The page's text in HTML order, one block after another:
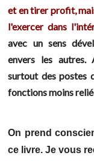
et en tirer profit,
l'exercer dans
avec un sens
envers les autres.
surtout des postes
fonctions moins
On prend
ce livre. Je vous